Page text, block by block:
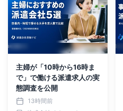
主婦が「10時から16時ま
で」で働ける派遣求人の実
態調査を公開
13時間前